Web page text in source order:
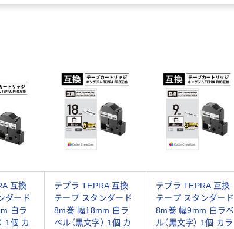
互換
ダード
白ラ
1個 カ
テプラ TEPRA 互換
テープ スタンダード
8m巻 幅18mm 白ラ
ベル（黒文字） 1個 カ
テプラ TEPRA 互換
テープ スタンダード
8m巻 幅9mm 白ラベ
ル（黒文字） 1個 カラ